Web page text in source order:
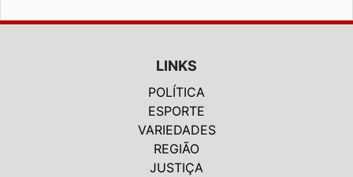
LINKS
POLÍTICA
ESPORTE
VARIEDADES
REGIÃO
JUSTIÇA